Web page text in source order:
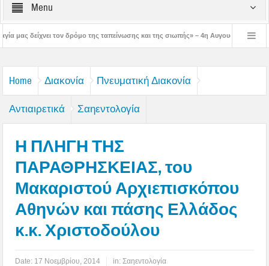
Menu
της ταπείνωσης και της σιωπής» – 4η Αυγουστιάτικη Παράκληση στην
Home Διακονία Πνευματική Διακονία
Αντιαιρετικά Σαηεντολογία
Η ΠΛΗΓΗ ΤΗΣ
ΠΑΡΑΘΡΗΣΚΕΙΑΣ, του
Μακαριστού Αρχιεπισκόπου
Αθηνών και πάσης Ελλάδος
κ.κ. Χριστοδούλου
Date: 17 Νοεμβρίου, 2014 in:Σαηεντολογία